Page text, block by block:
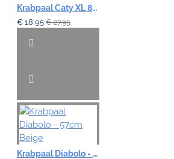
Krabpaal Caty XL 82cm - Zwart
€ 18,95 € 27,95
Krabpaal Diabolo - 57cm Beige